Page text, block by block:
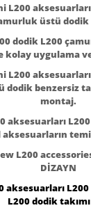
L200
üstü dodik
dodik L200
kolay uygulama
L200
dodik benzersiz
montaj.
aksesuarları
L200
DİZAYN
aksesuarları
L200 dodik